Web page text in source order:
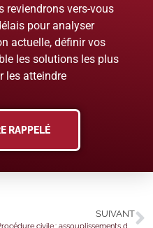
reviendrons vers-vous
pour analyser
actuelle, définir vos
les solutions les plus
les atteindre
RAPPELÉ
SUIVANT